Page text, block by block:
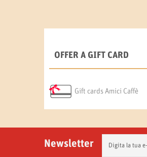
OFFER A GIFT CARD
Gift cards Amici Caffè
Newsletter